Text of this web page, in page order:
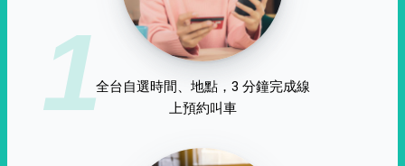
1全台自選時間、地點，3 分鐘完成線
上預約叫車